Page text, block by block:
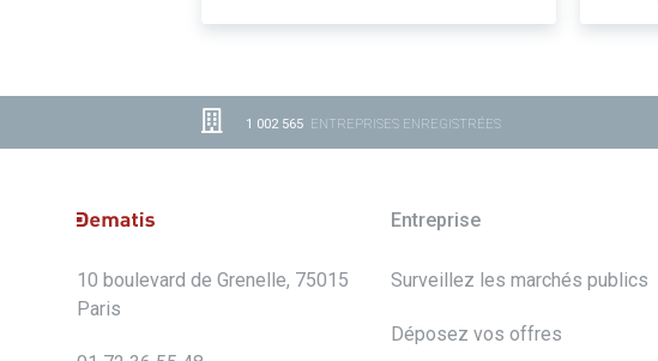
1 002 565 ENTREPRISES ENREGISTRÉES
10 boulevard de Grenelle, 75015
Paris
Entreprise
Surveillez les marchés publics
Déposez vos offres